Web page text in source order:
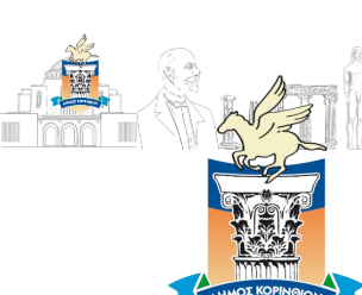
ΔΗΜΟΣ
ΚΟΡΙΝΘΙΩΝ